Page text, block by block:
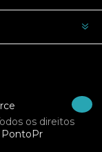
os direitos
PontoPr